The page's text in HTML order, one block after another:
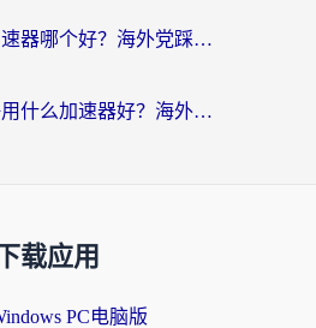
打江南百景图加速器哪个好？海外党踩坑N次后，终于找到不卡的秘诀
非洲玩装甲战争用什么加速器好？海外党亲测有效的国服游戏加速方案
下载应用
PC电脑版